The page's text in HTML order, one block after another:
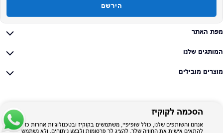
הירשם
מפת האתר
המותגים שלנו
מוצרים מובילים
הסכמה לקוקיז
אנחנו והשותפים שלנו, כולל שופיפיי, משתמשים בקוקיז ובטכנולוגיות אחרות כדי
להתאים אישית את החוויה שלך, להציג לך פרסומות ולבצע ניתוחים, ולא נשתמש